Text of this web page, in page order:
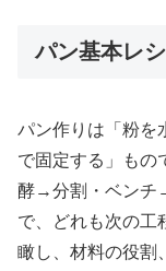
パン基本レ
パン作りは「粉を
で固定する」も
酵→分割・ベン
で、どれも次の工
瞰し、材料の役割